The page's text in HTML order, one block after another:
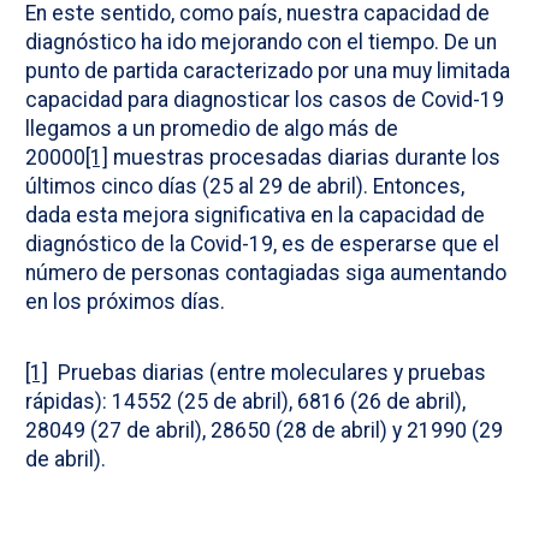
En este sentido, como país, nuestra capacidad de
diagnóstico ha ido mejorando con el tiempo. De un
punto de partida caracterizado por una muy limitada
capacidad para diagnosticar los casos de Covid-19
llegamos a un promedio de algo más de
20000 [1]
muestras procesadas diarias durante los
últimos cinco días (25 al 29 de abril). Entonces,
dada esta mejora significativa en la capacidad de
diagnóstico de la Covid-19, es de esperarse que el
número de personas contagiadas siga aumentando
en los próximos días.
[1]
Pruebas diarias (entre moleculares y pruebas
rápidas): 14552 (25 de abril), 6816 (26 de abril),
28049 (27 de abril), 28650 (28 de abril) y 21990 (29
de abril).